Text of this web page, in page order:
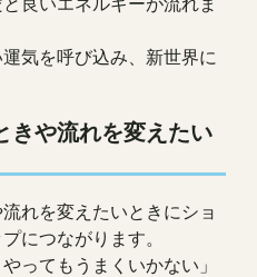
気を呼び込み、新世界に
きや流れを変えたい
れを変えたいときにショ
につながります。
ってもうまくいかない」